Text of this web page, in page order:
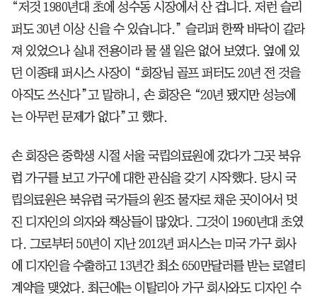
“저것 1980년대 초에 성수동 시장에서 산 겁니다. 저런 슬리
퍼도 30년 이상 신을 수 있습니다.” 슬리퍼 한짝 바닥이 갈라
져 있었으나 실내 전용이라 물 샐 일은 없어 보였다. 옆에 있
던 이종태 퍼시스 사장이 “회장님 골프 퍼터도 20년 전 것을
아직도 쓰신다”고 말하니, 손 회장은 “20년 됐지만 성능에
는 아무런 문제가 없다”고 했다.
손 회장은 중학생 시절 서울 국립의료원에 갔다가 그곳 북유
럽 가구를 보고 가구에 대한 관심을 갖기 시작했다. 당시 국
립의료원은 북유럽 국가들의 원조 물자로 채운 곳이어서 멋
진 디자인의 의자와 책상들이 많았다. 그것이 1960년대 초였
다. 그로부터 50년이 지난 2012년 퍼시스는 미국 가구 회사
에 디자인을 수출하고 13년간 최소 650만달러를 받는 로열티
계약을 맺었다. 최근에는 이탈리아 가구 회사와도 디자인 수